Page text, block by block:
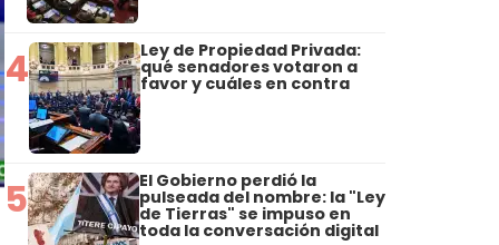
4 Ley de Propiedad Privada:
qué senadores votaron a
favor y cuáles en contra
5 El Gobierno perdió la
pulseada del nombre: la "Ley
de Tierras" se impuso en
toda la conversación digital